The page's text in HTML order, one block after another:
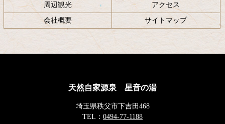
周辺観光 アクセス
会社概要 サイトマップ
天然自家源泉 星音の湯
埼玉県秩父市下吉田468
TEL： 0494-77-1188